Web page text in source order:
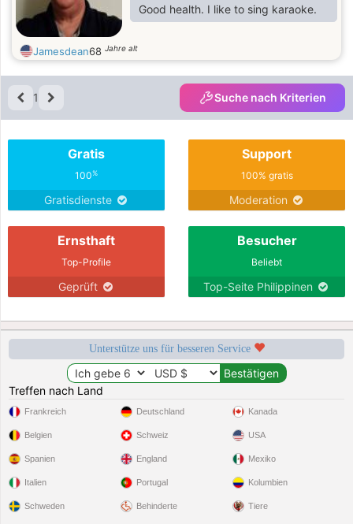
Good health. I like to sing karaoke.
Jamesdean68 Jahre alt
1 Suche nach Kriterien
Gratis
100%
Gratisdienste
Support
100% gratis
Moderation
Ernsthaft
Top-Profile
Geprüft
Besucher
Beliebt
Top-Seite Philippinen
Unterstütze uns für besseren Service
Treffen nach Land
Frankreich
Belgien
Spanien
Italien
Schweden
Deutschland
Schweiz
England
Portugal
Behinderte
Kanada
USA
Mexiko
Kolumbien
Tiere